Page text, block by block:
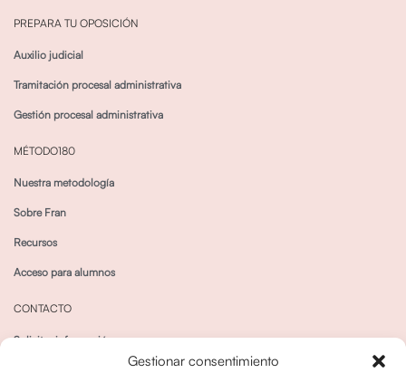
Gestionar consentimiento
PREPARA TU OPOSICIÓN
Auxilio judicial
Tramitación procesal administrativa
Gestión procesal administrativa
MÉTODO180
Nuestra metodología
Sobre Fran
Recursos
Acceso para alumnos
CONTACTO
Solicitar información